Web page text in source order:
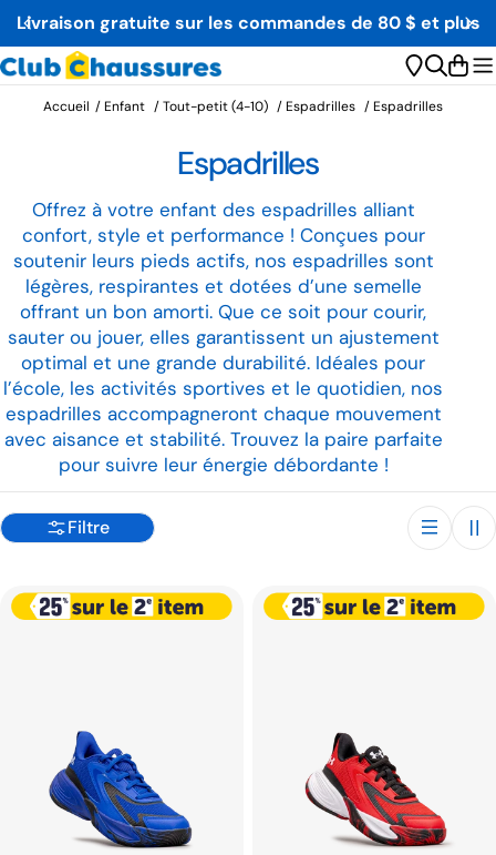
Aller
au
contenu
Fièrement Québécois depuis 1984
Accueil / Enfant /Tout-petit (4-10) /Espadrilles /Espadrilles
C
o
l
l
e
c
t
i
o
:
Espadrilles
Offrez à votre enfant des espadrilles alliant
confort, style et performance ! Conçues pour
soutenir leurs pieds actifs, nos espadrilles sont
légères, respirantes et dotées d’une semelle
offrant un bon amorti. Que ce soit pour courir,
sauter ou jouer, elles garantissent un ajustement
optimal et une grande durabilité. Idéales pour
l’école, les activités sportives et le quotidien, nos
espadrilles accompagneront chaque mouvement
avec aisance et stabilité. Trouvez la paire parfaite
pour suivre leur énergie débordante !
Filtre